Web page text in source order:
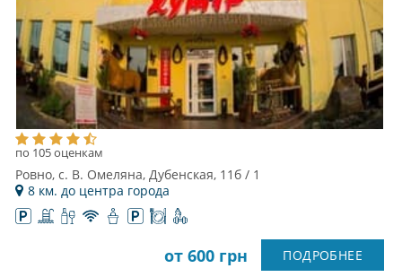
по 105 оценкам
Ровно, с. В. Омеляна, Дубенская, 11б / 1
8 км. до центра города
от 600 грн ПОДРОБНЕЕ